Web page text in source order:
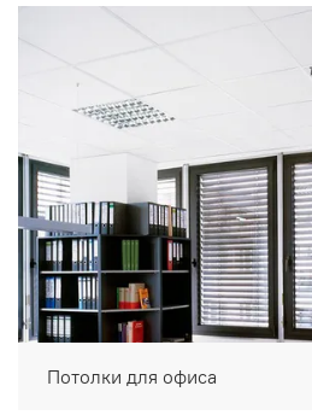
Потолки для офиса